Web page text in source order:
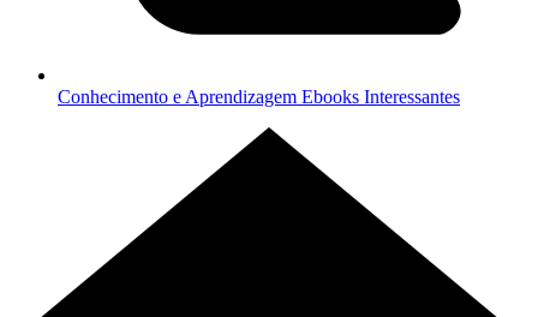
Conhecimento e Aprendizagem Ebooks Interessantes